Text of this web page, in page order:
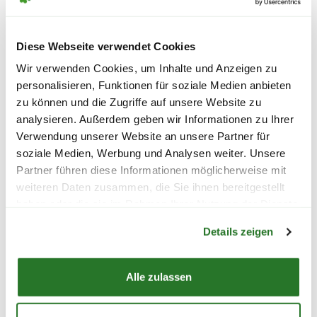
Diese Webseite verwendet Cookies
Wir verwenden Cookies, um Inhalte und Anzeigen zu
personalisieren, Funktionen für soziale Medien anbieten
zu können und die Zugriffe auf unsere Website zu
analysieren. Außerdem geben wir Informationen zu Ihrer
Verwendung unserer Website an unsere Partner für
soziale Medien, Werbung und Analysen weiter. Unsere
Partner führen diese Informationen möglicherweise mit
weiteren Daten zusammen, die Sie ihnen bereitgestellt
Details zeigen
Alle zulassen
Den richtigen Weihnachtsbaum findest
Du übrigens auch bei uns, findehierdie
passende Größe.
ASA Tischset 'Meli Melo',
ASA Tischset,